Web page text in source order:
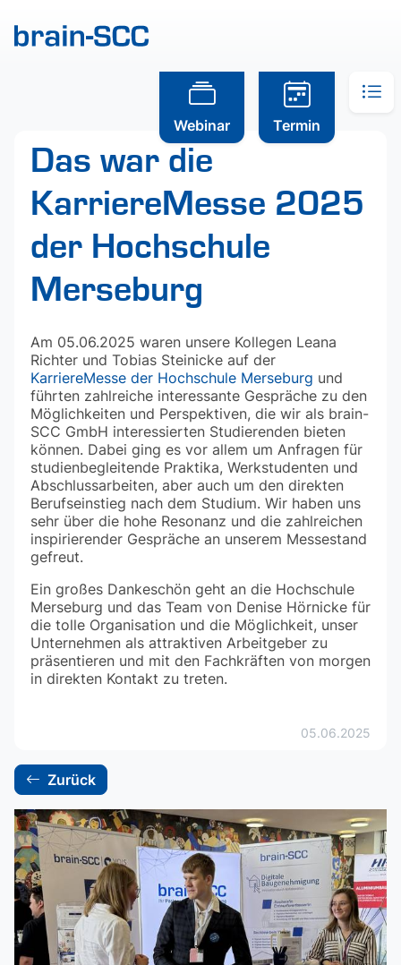
Webinar Termin
Das war die
KarriereMesse 2025
der Hochschule
Merseburg
Am 05.06.2025 waren unsere Kollegen Leana
Richter und Tobias Steinicke auf der
KarriereMesse der Hochschule Merseburg und
führten zahlreiche interessante Gespräche zu den
Möglichkeiten und Perspektiven, die wir als brain-
SCC GmbH interessierten Studierenden bieten
können. Dabei ging es vor allem um Anfragen für
studienbegleitende Praktika, Werkstudenten und
Abschlussarbeiten, aber auch um den direkten
Berufseinstieg nach dem Studium. Wir haben uns
sehr über die hohe Resonanz und die zahlreichen
inspirierender Gespräche an unserem Messestand
gefreut.
Ein großes Dankeschön geht an die Hochschule
Merseburg und das Team von Denise Hörnicke für
die tolle Organisation und die Möglichkeit, unser
Unternehmen als attraktiven Arbeitgeber zu
präsentieren und mit den Fachkräften von morgen
in direkten Kontakt zu treten.
05.06.2025
backward Zurück